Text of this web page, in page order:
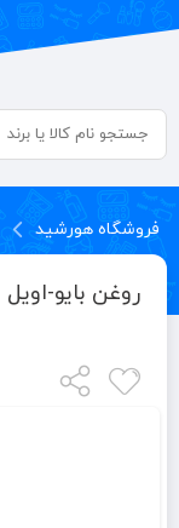
فروشگاه هورشید
روغن بایو-اویل Bi-Oil